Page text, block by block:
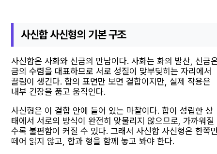
사신합 사신형의 기본 구조
사신합은 사화와 신금의 만남이다. 사화는 화의 발산, 신금
금의 수렴을 대표하므로 서로 성질이 맞부딪히는 자리에서
끌림이 생긴다. 합의 표면만 보면 결합이지만, 실제 작용은
내부 긴장을 품고 움직인다.
사신형은 이 결합 안에 들어 있는 마찰이다. 합이 성립한 상
태에서 서로의 방식이 완전히 맞물리지 않으므로, 가까워질
수록 불편함이 커질 수 있다. 그래서 사신합 사신형은 한쪽
떼어 읽지 않고, 합과 형을 함께 놓고 봐야 한다.